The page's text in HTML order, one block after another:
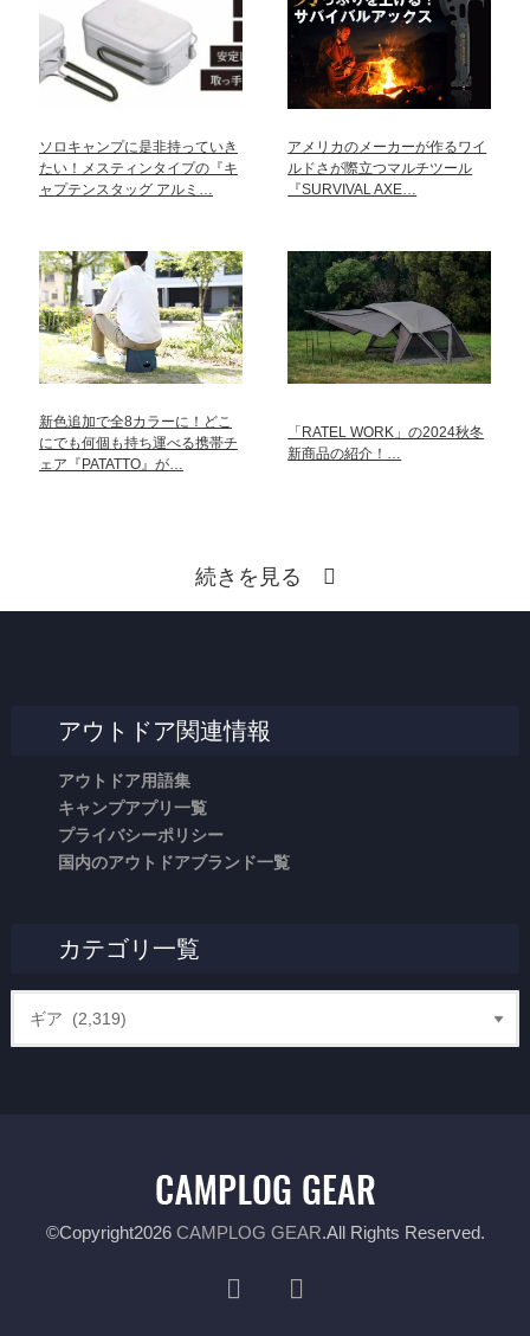
ソロキャンプに是非持っていき
たい！メスティンタイプの『キ
ャプテンスタッグ アルミ…
アメリカのメーカーが作るワイ
ルドさが際立つマルチツール
『SURVIVAL AXE…
新色追加で全8カラーに！どこ
にでも何個も持ち運べる携帯チ
ェア『PATATTO』が…
「RATEL WORK」の2024秋冬
新商品の紹介！…
続きを見る
アウトドア関連情報
アウトドア用語集
キャンプアプリ一覧
プライバシーポリシー
国内のアウトドアブランド一覧
カテゴリ一覧
©Copyright2026 CAMPLOG GEAR.All Rights Reserved.